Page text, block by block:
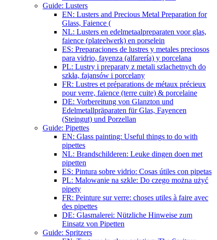
Guide: Lusters
EN: Lusters and Precious Metal Preparation for
Glass, Faience (
NL: Lusters en edelmetaalpreparaten voor glas,
faience (plateelwerk) en porselein
ES: Preparaciones de lustres y metales preciosos
para vidrio, fayenza (alfarería) y porcelana
PL: Lustry i preparaty z metali szlachetnych do
szkła, fajansów i porcelany
FR: Lustres et préparations de métaux précieux
pour verre, faïence (terre cuite) & porcelaine
DE: Vorbereitung von Glanzton und
Edelmetallpräparaten für Glas, Fayencen
(Steingut) und Porzellan
Guide: Pipettes
EN: Glass painting: Useful things to do with
pipettes
NL: Brandschilderen: Leuke dingen doen met
pipetten
ES: Pintura sobre vidrio: Cosas útiles con pipetas
PL: Malowanie na szkle: Do czego można użyć
pipety
FR: Peinture sur verre: choses utiles à faire avec
des pipettes
DE: Glasmalerei: Nützliche Hinweise zum
Einsatz von Pipetten
Guide: Spritzers